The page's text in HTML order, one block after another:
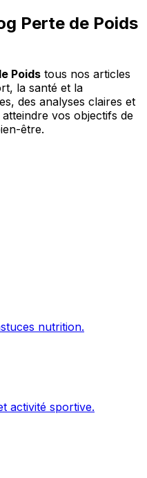
Perte de Poids
Poids tous nos articles
la santé et la
des analyses claires et
vos objectifs de
être.
nutrition.
activité sportive.